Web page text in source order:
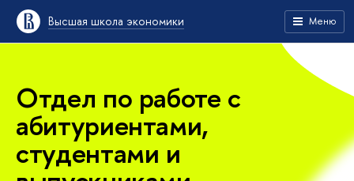
Высшая школа экономики Меню
Отдел по работе с
абитуриентами,
студентами и